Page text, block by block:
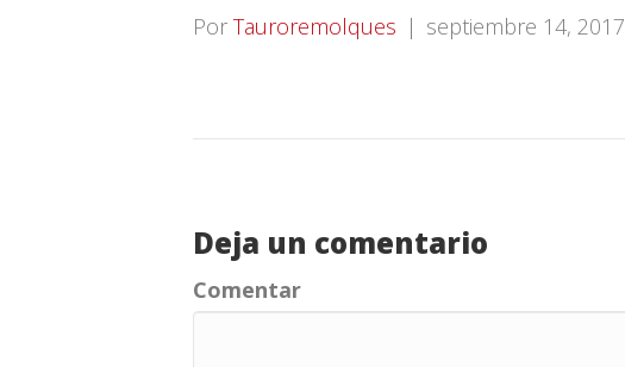
Por Tauroremolques | septiembre 14, 2017
Deja un comentario
Comentar